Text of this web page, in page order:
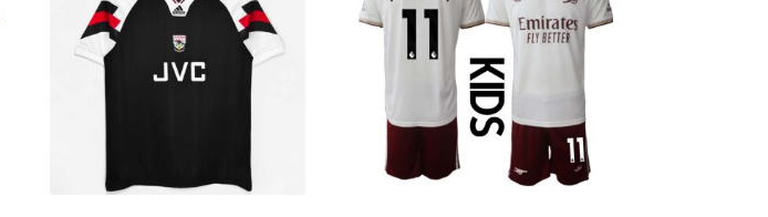
izberete
na
strani
izdelka
izberete
na
strani